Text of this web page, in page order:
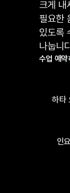
크게 내
필요한
있도록
나눕니
수업 예약
하타
인